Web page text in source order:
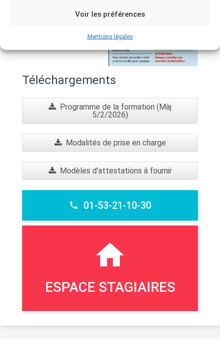
Voir les préférences
Mentions légales
Moyens d’encadrement
Téléchargements
Programme de la formation (Màj
5/2/2026)
Modalités de prise en charge
Modèles d'attestations à fournir
01-53-21-10-30
ESPACE STAGIAIRES